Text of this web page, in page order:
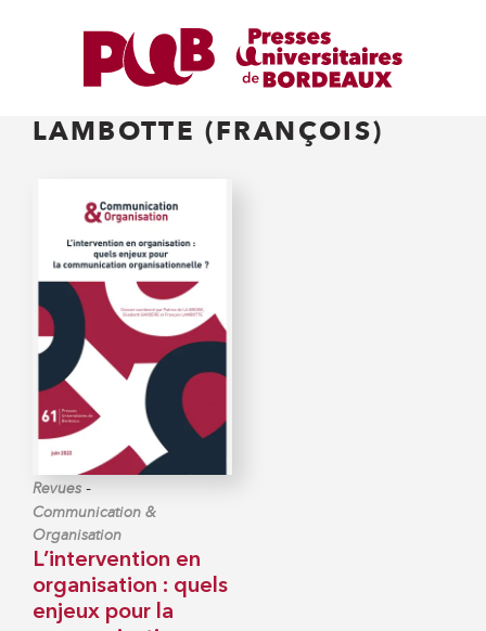
LAMBOTTE (FRANÇOIS)
Revues -
Communication &
Organisation
L’intervention en
organisation : quels
enjeux pour la